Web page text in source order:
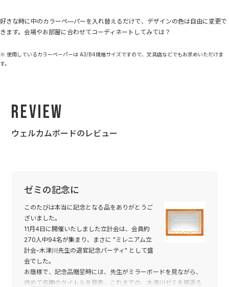
好きな時に中のカラーペ—パーを入れ替えるだけで、デザインの色は自由に変更で
きます。会場やお部屋に合わせてコーディネートしてみては？
※ 使用しているカラーペーパーは A3/B4規格サイズですので、文具店などでもお求めいただけま
す。
Review
ウェルカムボードのレビュー
ゼミの記念に
このたびは本当に記念となる品をありがとうご
ざいました。
11月4日に開催いたしました立計会は、会員約
270人中94名が集まり、まさに "ミレニアム立
計会-木津川先生の退官記念パーティ" として盛
会でした。
お蔭様で、記念品贈呈時には、先生がミラーボードを見ながら、
改めて各期のタイトルを発表、これまでの、木津川ゼミを振返る